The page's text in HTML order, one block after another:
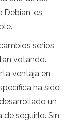
Debian, es
serios
votando.
ventaja en
ha sido
un
seguirlo. Sin